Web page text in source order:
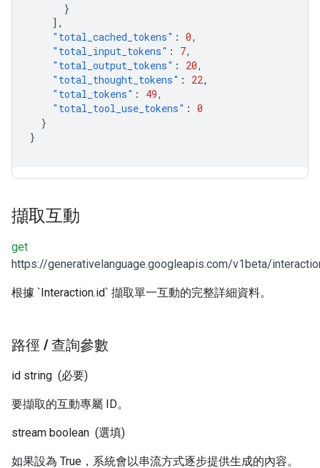
}
],
"total_cached_tokens" : 0,
"total_input_tokens" : 7,
"total_output_tokens" : 20,
"total_thought_tokens" : 22,
"total_tokens" : 49,
"total_tool_use_tokens" : 0
}
}
擷取互動
get
https://generativelanguage.googleapis.com/v1beta/
根據 `Interaction.id` 擷取單一互動的完整詳細資料。
路徑 /查詢參數
id string (必要)
要擷取的互動專屬 ID。
stream boolean (選填)
如果設為 True，系統會以串流方式逐步提供生成的內容。